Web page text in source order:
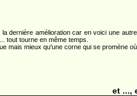
la dernière amélioration car en voici une
tout tourne en même temps.
mais mieux qu'une corne qui se promène
et ...,